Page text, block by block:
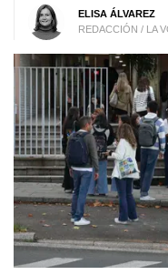
ELISA ÁLVAREZ
REDACCIÓN / LA